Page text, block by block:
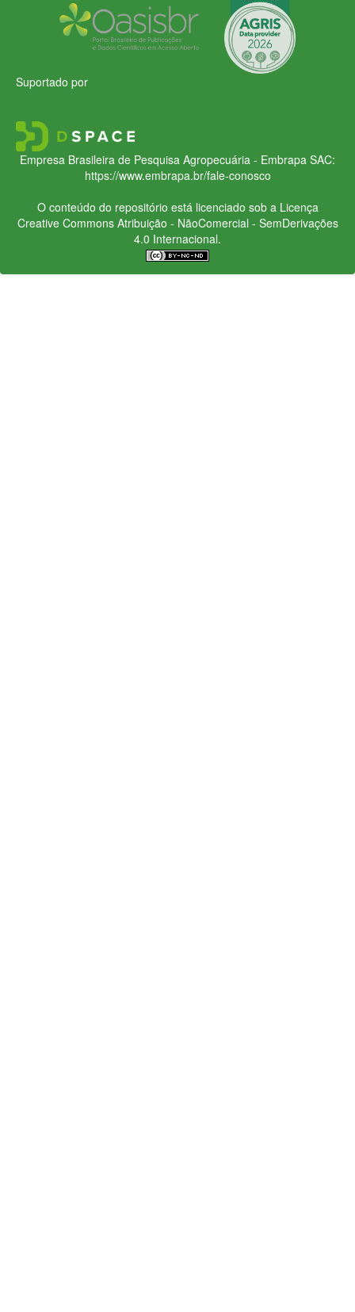
Suportado por
Empresa Brasileira de Pesquisa Agropecuária - Embrapa SAC:
https://www.embrapa.br/fale-conosco
O conteúdo do repositório está licenciado sob a Licença
Creative CommonsAtribuição - NãoComercial - SemDerivações
4.0 Internacional.